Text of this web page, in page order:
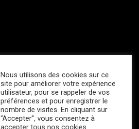
Nous utilisons des cookies sur ce
site pour améliorer votre expérience
utilisateur, pour se rappeler de vos
préférences et pour enregistrer le
nombre de visites. En cliquant sur
“Accepter”, vous consentez à
accepter tous nos cookies.